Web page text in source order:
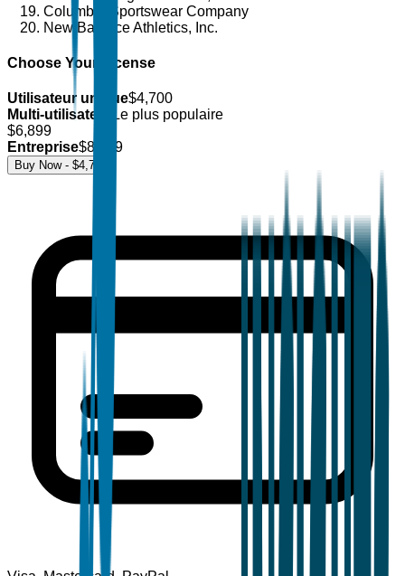
Columbia Sportswear Company
New Balance Athletics, Inc.
Choose Your License
Utilisateur unique$4,700
Multi-utilisateur
Le plus populaire
$6,899
Entreprise$8,499
Buy Now - $4,700